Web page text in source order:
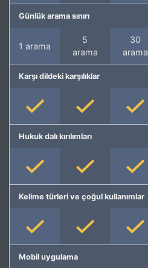
Günlük arama sınırı
1 arama
5
arama
30
arama
Karşı dildeki karşılıklar
Hukuk dalı kırılımları
Kelime türleri ve çoğul kullanımlar
Mobil uygulama